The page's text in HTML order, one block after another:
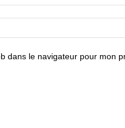
dans le navigateur pour mon